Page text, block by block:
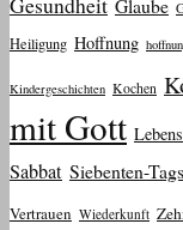
Glaube
Heiligung Hoffnung
Kindergeschichten Kochen
mit Gott
Sabbat Siebenten-
Vertrauen Wiederkunft